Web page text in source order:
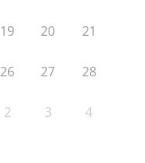
19 20 21
26 27 28
2 3 4